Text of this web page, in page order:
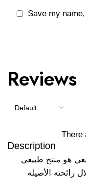
Reviews
There
Save my
Description
هو منتج طبيعي
رائحته الأصيلة